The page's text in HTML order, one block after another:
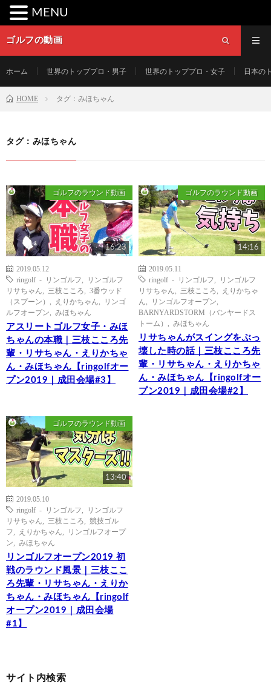
ゴルフの動画
ホーム 世界のトッププロ・男子 世界のトッププロ・女子 日本の
HOME タグ：みほちゃん
タグ：みほちゃん
ゴルフのラウンド動画
16:23
2019.05.12
ringolf - リンゴルフ
リンゴルフ
リサちゃん
三枝こころ
3番ウッド
（スプーン）
えりかちゃん
リンゴ
ルフオープン
みほちゃん
アスリートゴルフ女子・みほ
ちゃんの本職｜三枝こころ先
輩・リサちゃん・えりかちゃ
ん・みほちゃん【ringolfオー
プン2019｜成田会場#3】
ゴルフのラウンド動画
14:16
2019.05.11
ringolf - リンゴルフ
リンゴルフ
リサちゃん
三枝こころ
えりかちゃ
ん
リンゴルフオープン
BARNYARDSTORM（バンヤードス
トーム）
みほちゃん
リサちゃんがスイングをぶっ
壊した時の話｜三枝こころ先
輩・リサちゃん・えりかちゃ
ん・みほちゃん【ringolfオー
プン2019｜成田会場#2】
ゴルフのラウンド動画
13:40
2019.05.10
ringolf - リンゴルフ
リンゴルフ
リサちゃん
三枝こころ
競技ゴル
フ
えりかちゃん
リンゴルフオープ
ン
みほちゃん
リンゴルフオープン2019 初
戦のラウンド風景｜三枝ここ
ろ先輩・リサちゃん・えりか
ちゃん・みほちゃん【ringolf
オープン2019｜成田会場
#1】
サイト内検索
MENU